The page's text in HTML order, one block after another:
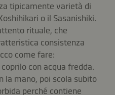
tipicamente varietà di
o il Sasanishiki.
rituale, che
consistenza
come fare:
con acqua fredda.
la mano, poi scola subito
perché contiene